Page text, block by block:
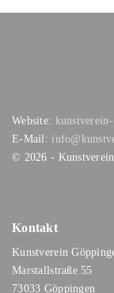
Website:
E-Mail:
© 2026 -
Kontakt
Kunstverein
Marstallstraße 55
73033 Göppingen